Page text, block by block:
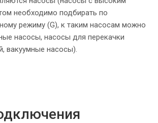
необходимо подбирать по
режиму (G), к таким насосам можно
насосы, насосы для перекачки
вакуумные насосы).